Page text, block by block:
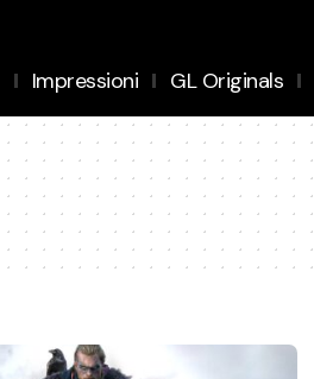
Impressioni GL Originals